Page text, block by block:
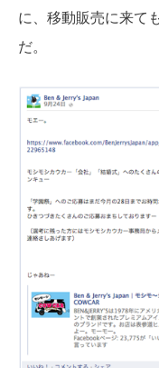
に、移動販売に来て
だ。